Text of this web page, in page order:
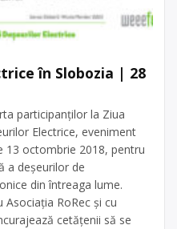
în Slobozia | 28
participanților la Ziua
Electrice, eveniment
13 octombrie 2018, pentru
a deșeurilor de
din întreaga lume.
RoRec și cu
cetățenii să se